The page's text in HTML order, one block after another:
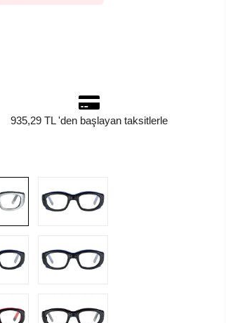
935,29 TL 'den başlayan taksitlerle